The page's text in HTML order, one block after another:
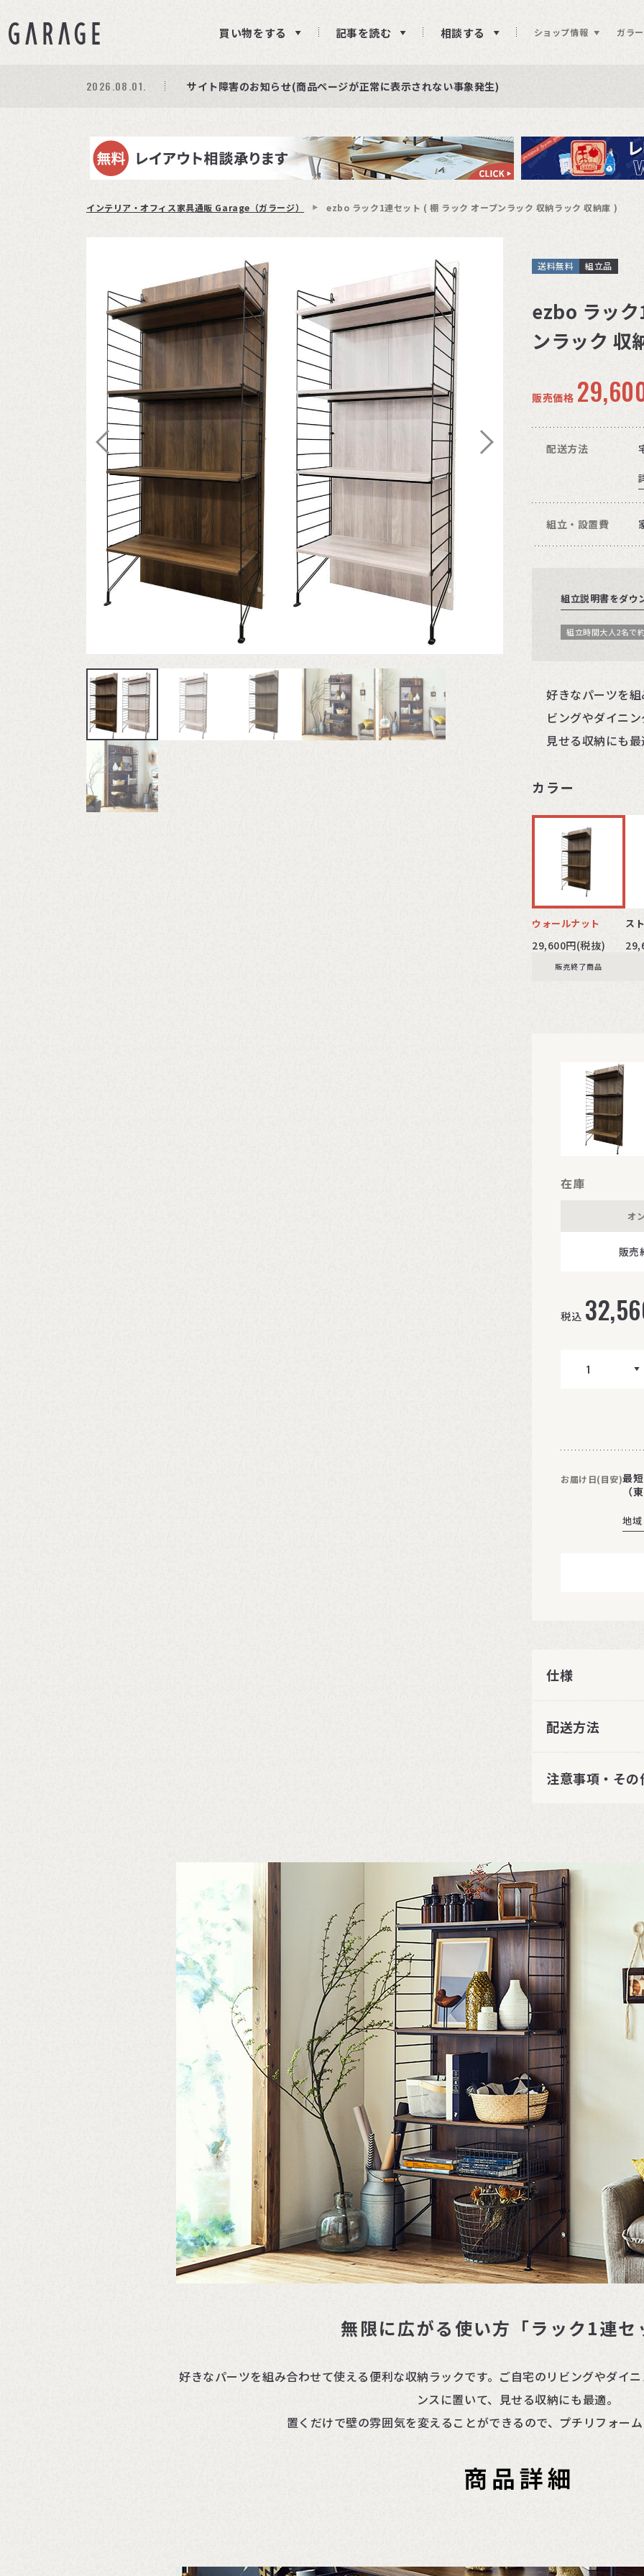
買い物をする 記事を読む 相談する ショップ情報 ガラ
2026.08.03. 期間限定プレゼント│レビュー投稿をお待ちしております
商品ページ障害復旧のお知らせ
2026.08.01. サイト障害のお知らせ(商品ページが正常に表示されない事象発生)
インテリア・オフィス家具通販 Garage（ガラージ） ezbo ラック1連セット ( 棚 ラック オープンラック 収納ラック 収納庫 )
送料無料 組立品
ezbo ラック
ンラック 収
販売価格
配送方法
組立・設置費
組立説明書をダウ
組立時間大人2名で
好きなパーツを
ビングやダイニ
見せる収納にも
カラー
ウォールナット
29,600円(税抜)
販売終了商品
ス
在庫
オ
販売
税込
お届け日(目安)最
（
地
仕様
配送方法
注意事項・その
無限に広がる使い方「ラック1連セ
好きなパーツを組み合わせて使える便利な収納ラックです。ご自宅のリビングやダイ
ンスに置いて、見せる収納にも最適。
置くだけで壁の雰囲気を変えることができるので、プチリフォー